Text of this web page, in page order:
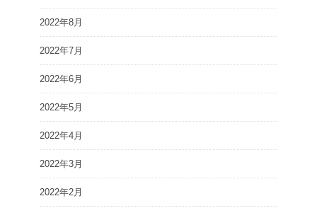
2022年8月
2022年7月
2022年6月
2022年5月
2022年4月
2022年3月
2022年2月